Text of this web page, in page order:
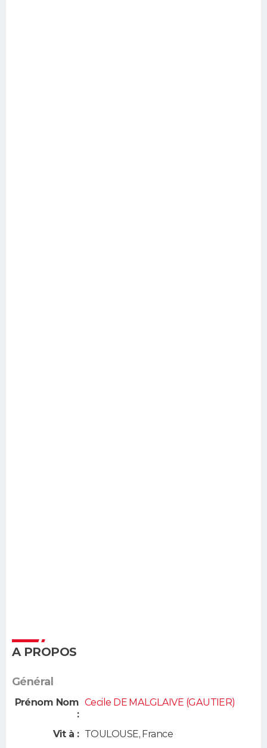
A PROPOS
Général
Prénom Nom
:
Cecile DE MALGLAIVE (GAUTIER)
Vit à : TOULOUSE, France